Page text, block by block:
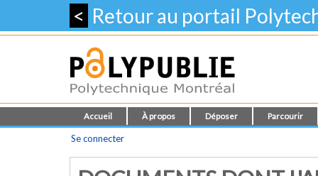
< Retour au portail
Accueil À propos Déposer Parcourir
Se connecter